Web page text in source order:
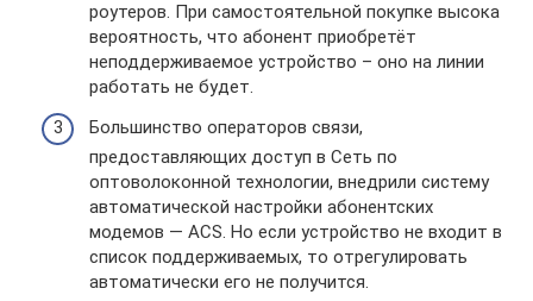
роутеров. При самостоятельной покупке высока
вероятность, что абонент приобретёт
неподдерживаемое устройство – оно на линии
работать не будет.
Большинство операторов связи,
предоставляющих доступ в Сеть по
оптоволоконной технологии, внедрили систему
автоматической настройки абонентских
модемов — ACS. Но если устройство не входит в
список поддерживаемых, то отрегулировать
автоматически его не получится.